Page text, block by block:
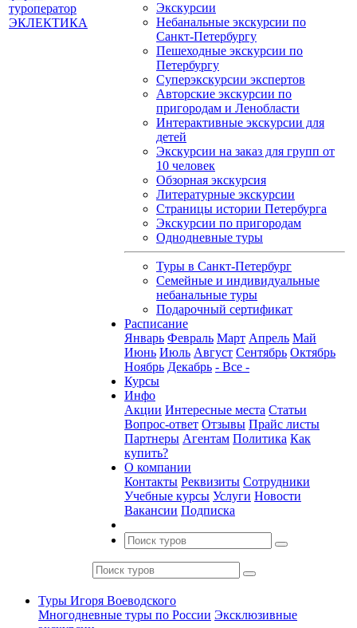
Экскурсии
Небанальные экскурсии по
Санкт-Петербургу
Пешеходные экскурсии по
Петербургу
Суперэкскурсии экспертов
Авторские экскурсии по
пригородам и Ленобласти
Интерактивные экскурсии для
детей
Экскурсии на заказ для групп от
10 человек
Обзорная экскурсия
Литературные экскурсии
Страницы истории Петербурга
Экскурсии по пригородам
Однодневные туры
Туры в Санкт-Петербург
Семейные и индивидуальные
небанальные туры
Подарочный сертификат
Расписание
Январь Февраль Март Апрель Май
Июнь Июль Август Сентябрь Октябрь
Ноябрь Декабрь - Все -
Курсы
Инфо
Акции Интересные места Статьи
Вопрос-ответ Отзывы Прайс листы
Партнеры Агентам Политика Как
купить?
О компании
Контакты Реквизиты Сотрудники
Учебные курсы Услуги Новости
Вакансии Подписка
Туры Игоря Воеводского
Многодневные туры по России Эксклюзивные